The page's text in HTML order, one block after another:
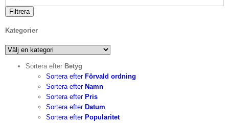
Filtrera
Kategorier
Sortera efter Betyg
Sortera efter Förvald ordning
Sortera efter Namn
Sortera efter Pris
Sortera efter Datum
Sortera efter Popularitet